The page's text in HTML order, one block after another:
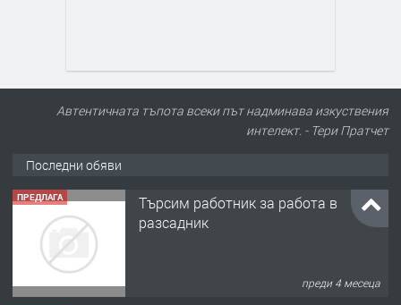
Автентичната тъпота всеки път надминава изкуствения
интелект. - Тери Пратчет
Последни обяви
ПРЕДЛАГА
Търсим работник за работа в
разсадник
преди 4 месеца